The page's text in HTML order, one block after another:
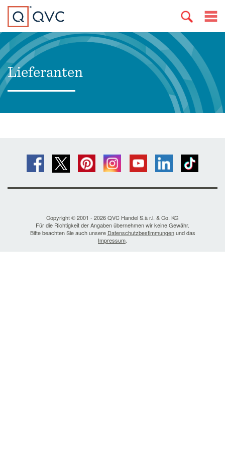
Lieferanten
Copyright © 2001 - 2026 QVC Handel S.à r.l. & Co. KG
Für die Richtigkeit der Angaben übernehmen wir keine Gewähr.
Bitte beachten Sie auch unsere Datenschutzbestimmungenund das
Impressum.